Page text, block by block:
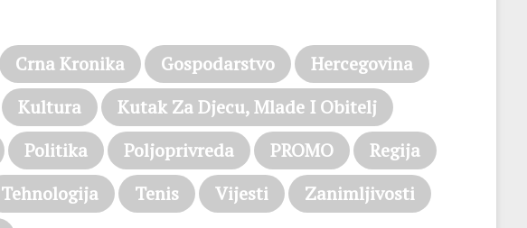
Crna Kronika Gospodarstvo
Hercegovina
Kultura
Kutak Za Djecu, Mlade I Obitelj
Politika Poljoprivreda PROMO
Regija
Tehnologija Tenis Vijesti
Zanimljivosti